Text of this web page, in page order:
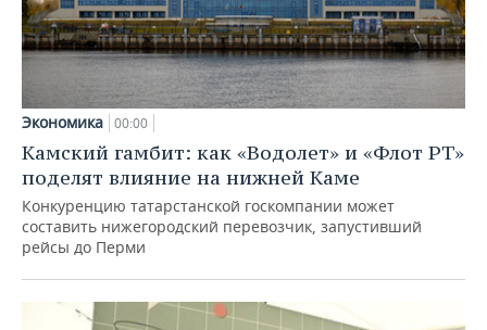
Экономика 00:00
Камский гамбит: как «Водолет» и «Флот РТ»
поделят влияние на нижней Каме
Конкуренцию татарстанской госкомпании может
составить нижегородский перевозчик, запустивший
рейсы до Перми